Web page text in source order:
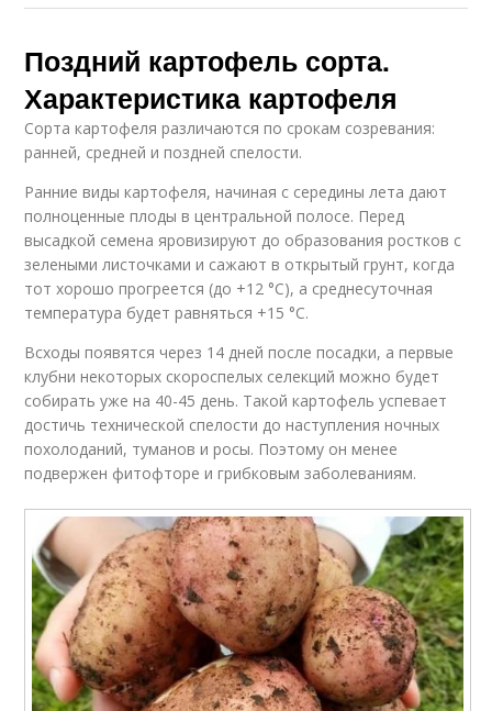
Поздний картофель сорта.
Характеристика картофеля
Сорта картофеля различаются по срокам созревания:
ранней, средней и поздней спелости.
Ранние виды картофеля, начиная с середины лета дают
полноценные плоды в центральной полосе. Перед
высадкой семена яровизируют до образования ростков с
зелеными листочками и сажают в открытый грунт, когда
тот хорошо прогреется (до +12 °C), а среднесуточная
температура будет равняться +15 °C.
Всходы появятся через 14 дней после посадки, а первые
клубни некоторых скороспелых селекций можно будет
собирать уже на 40-45 день. Такой картофель успевает
достичь технической спелости до наступления ночных
похолоданий, туманов и росы. Поэтому он менее
подвержен фитофторе и грибковым заболеваниям.